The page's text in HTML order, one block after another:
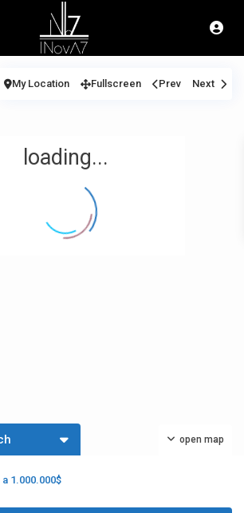
loading...
open map
My Location Fullscreen Prev Next
a 1.000.000$